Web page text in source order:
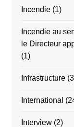
Incendie(1)
Incendie au
le Directeur
(1)
Infrastructure
International
Interview(2)